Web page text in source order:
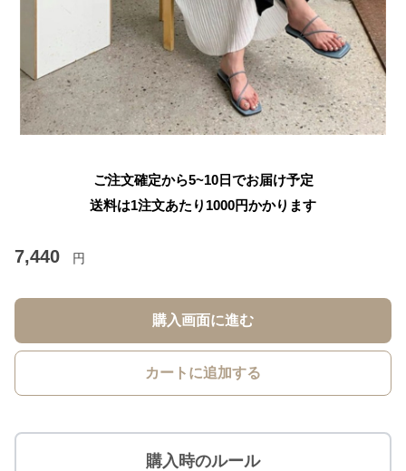
ご注文確定から5~10日でお届け予定
送料は1注文あたり 1000円かかります
7,440 円
購入画面に進む
カートに追加する
購入時のルール